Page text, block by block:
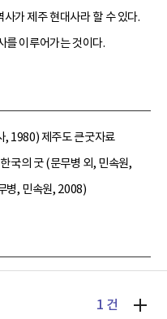
가 제주 현대사라 할 수 있다.
를 이루어가는 것이다.
, 1980) 제주도 큰굿자료
국의 굿 (문무병 외, 민속원,
병, 민속원, 2008)
1 건